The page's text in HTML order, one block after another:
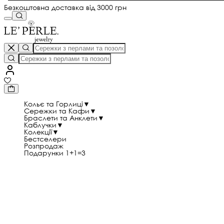
Безкоштовна доставка від 3000 грн
Кольє та Горлиці ▼
Сережки та Кафи ▼
Браслети та Анклети ▼
Каблучки ▼
Колекції▼
Бестселери
Розпродаж
Подарунки 1+1=3